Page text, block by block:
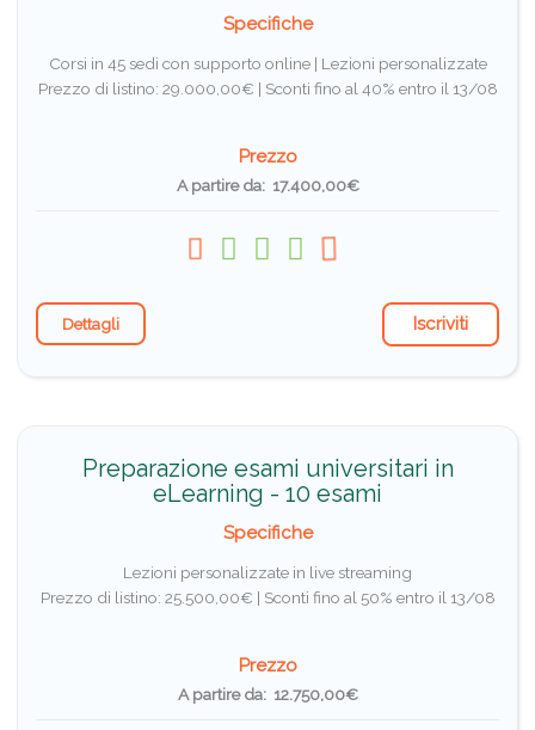
Specifiche
Corsi in 45 sedi con supporto online | Lezioni personalizzate
Prezzo di listino: 29.000,00€ | Sconti fino al 40% entro il 13/08
Prezzo
A partire da: 17.400,00€
Dettagli Iscriviti
Preparazione esami universitari in
eLearning - 10 esami
Specifiche
Lezioni personalizzate in live streaming
Prezzo di listino: 25.500,00€ | Sconti fino al 50% entro il 13/08
Prezzo
A partire da: 12.750,00€